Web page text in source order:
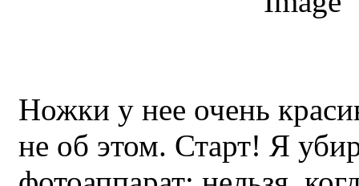
Ножки у нее очень
не об этом. Старт! Я